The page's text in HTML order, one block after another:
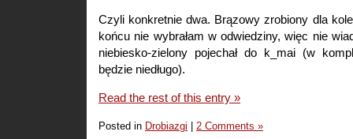
Czyli konkretnie dwa. Brązowy zrobiony dla
końcu nie wybrałam w odwiedziny, więc nie
niebiesko-zielony pojechał do k_mai (w
będzie niedługo).
Read the rest of this entry »
Posted in Drobiazgi 2 Comments »